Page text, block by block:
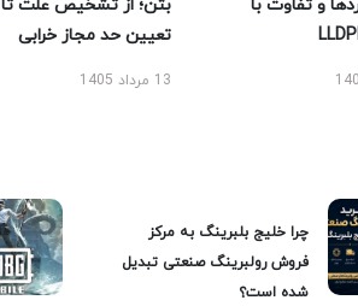
و تفاوت با
بتن؛ از تشخیص علت تا
تعیین حد مجاز خرابی
13 مرداد 1405
چرا خلیج بلبرینگ به مرکز
فروش رولبرینگ صنعتی تبدیل
شده است؟